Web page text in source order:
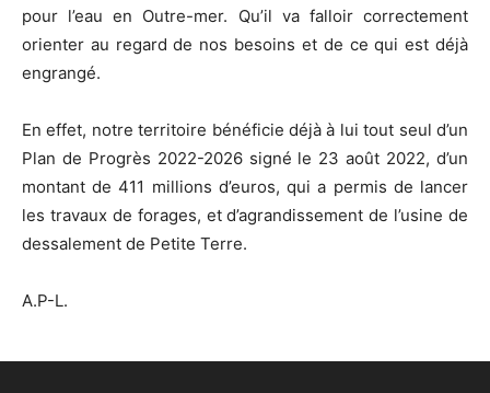
pour l’eau en Outre-mer. Qu’il va falloir correctement
orienter au regard de nos besoins et de ce qui est déjà
engrangé.
En effet, notre territoire bénéficie déjà à lui tout seul d’un
Plan de Progrès 2022-2026 signé le 23 août 2022, d’un
montant de 411 millions d’euros, qui a permis de lancer
les travaux de forages, et d’agrandissement de l’usine de
dessalement de Petite Terre.
A.P-L.